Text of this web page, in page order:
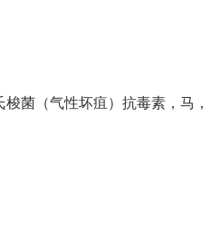
气性坏疽）抗毒素，马，